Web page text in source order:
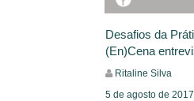
Desafios da
(En)Cena
Ritaline Silva
5 de agosto de 2017